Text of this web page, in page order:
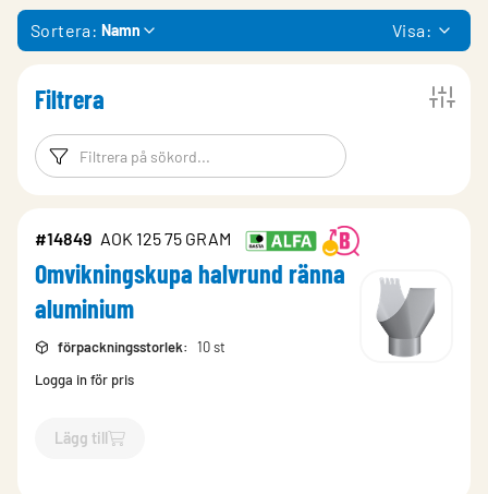
Sortera: Namn Visa:
Filtrera
Filtreringsord Filtrera
#14849 AOK 125 75 GRAM
Omvikningskupa halvrund ränna
aluminium
förpackningsstorlek:
10 st
Logga in för pris
Lägg till
`$Lägg till